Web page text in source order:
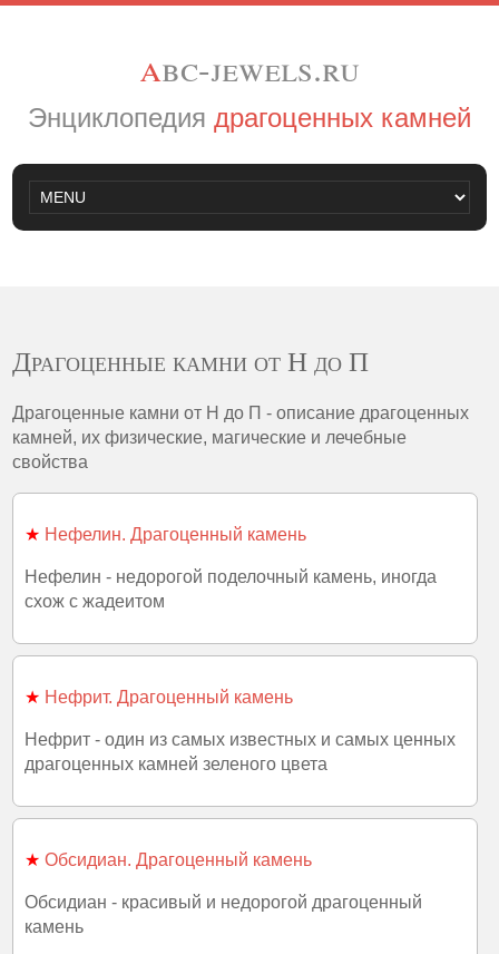
abc-jewels.ru
Энциклопедия драгоценных камней
Драгоценные камни от Н до П
Драгоценные камни от Н до П - описание драгоценных
камней, их физические, магические и лечебные
свойства
★ Нефелин. Драгоценный камень
Нефелин - недорогой поделочный камень, иногда
схож с жадеитом
★ Нефрит. Драгоценный камень
Нефрит - один из самых известных и самых ценных
драгоценных камней зеленого цвета
★ Обсидиан. Драгоценный камень
Обсидиан - красивый и недорогой драгоценный
камень